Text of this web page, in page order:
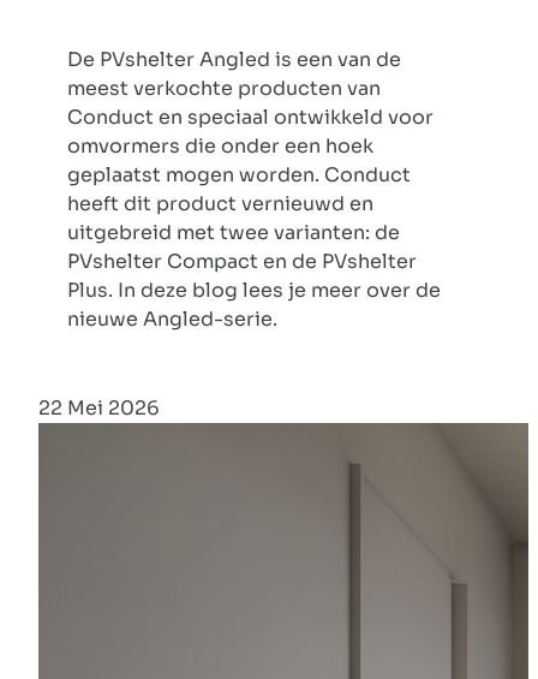
De PVshelter Angled is een van de
meest verkochte producten van
Conduct en speciaal ontwikkeld voor
omvormers die onder een hoek
geplaatst mogen worden. Conduct
heeft dit product vernieuwd en
uitgebreid met twee varianten: de
PVshelter Compact en de PVshelter
Plus. In deze blog lees je meer over de
nieuwe Angled-serie.
22 Mei 2026